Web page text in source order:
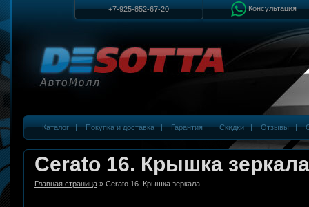
+7-925-852-67-20 Консультация
Каталог|Покупка и доставка|Гарантия|Скидки|Отзывы|
Cerato 16. Крышка зеркала
Главная страница » Cerato 16. Крышка зеркала